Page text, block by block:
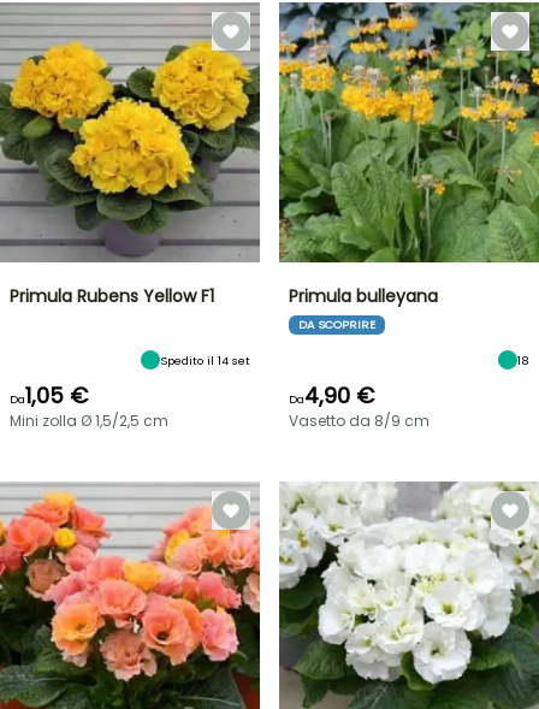
Primula Rubens Yellow F1
Spedito il 14 set
Da1,05 €
Mini zolla Ø 1,5/2,5 cm
Primula bulleyana
DA SCOPRIRE
18
Da4,90 €
Vasetto da 8/9 cm